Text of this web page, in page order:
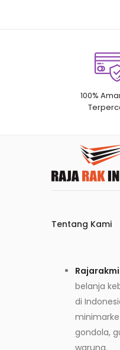
100%
Tentang Kami
belanja
di
gondola,
warung.